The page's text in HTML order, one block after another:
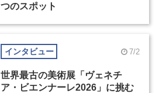
つのスポット
インタビュー 7/2
世界最古の美術展「ヴェネチ
ア・ビエンナーレ2026」に挑む